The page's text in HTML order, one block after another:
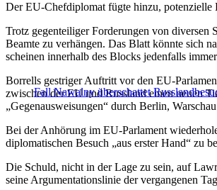
Der EU-Chefdiplomat fügte hinzu, potenzielle
Trotz gegenteiliger Forderungen von diversen
Beamte zu verhängen. Das Blatt könnte sich
scheinen innerhalb des Blocks jedenfalls
Fall Nawalny überschattet
Borrells gestriger Auftritt vor den EU-
zwischen der EU und Russland einen neuen
„Gegenausweisungen“ durch Berlin,
Bei der Anhörung im EU-Parlament
diplomatischen Besuch „aus erster Hand“ zu
Die Schuld, nicht in der Lage zu sein, auf
seine Argumentationslinie der vergangenen